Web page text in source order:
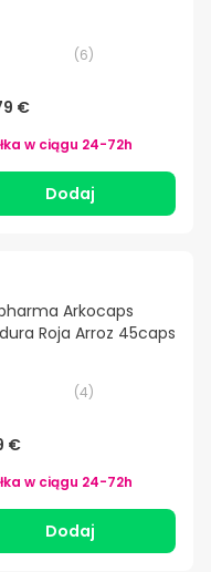
(6)
€
w ciągu 24-72h
Dodaj
Arkocaps
Roja Arroz 45caps
(4)
€
w ciągu 24-72h
Dodaj